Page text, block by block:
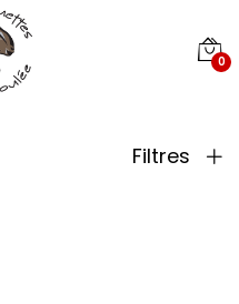
0
Filtres